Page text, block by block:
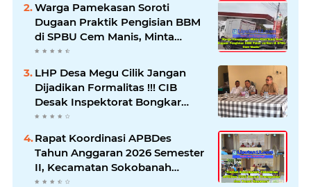
Warga Pamekasan Soroti
Dugaan Praktik Pengisian BBM
di SPBU Cem Manis, Minta
Klarifikasi dan Pengawasan
LHP Desa Megu Cilik Jangan
Dijadikan Formalitas !!! CIB
Desak Inspektorat Bongkar
Seluruh Fakta dan Hentikan
Dugaan Permainan Oknum
Rapat Koordinasi APBDes
Tahun Anggaran 2026 Semester
II, Kecamatan Sokobanah
Libatkan 12 Desa